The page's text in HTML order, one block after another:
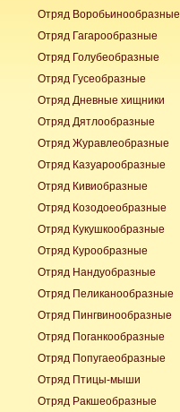
Отряд Воробьинообразные
Отряд Гагарообразные
Отряд Голубеобразные
Отряд Гусеобразные
Отряд Дневные хищники
Отряд Дятлообразные
Отряд Журавлеобразные
Отряд Казуарообразные
Отряд Кивиобразные
Отряд Козодоеобразные
Отряд Кукушкообразные
Отряд Курообразные
Отряд Нандуобразные
Отряд Пеликанообразные
Отряд Пингвинообразные
Отряд Поганкообразные
Отряд Попугаеобразные
Отряд Птицы-мыши
Отряд Ракшеобразные